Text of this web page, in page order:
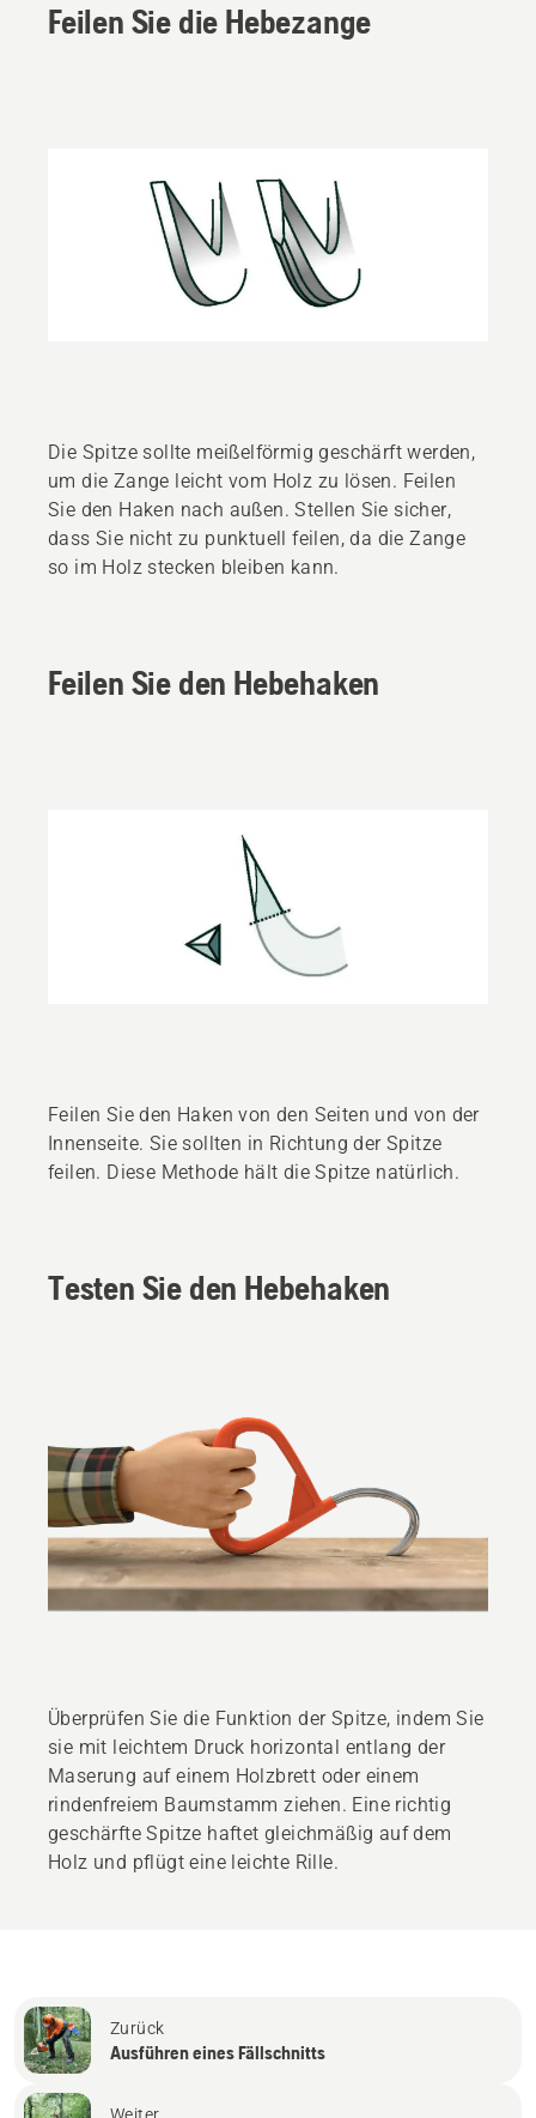
Feilen Sie die Hebezange
Die Spitze sollte meißelförmig geschärft werden,
um die Zange leicht vom Holz zu lösen. Feilen
Sie den Haken nach außen. Stellen Sie sicher,
dass Sie nicht zu punktuell feilen, da die Zange
so im Holz stecken bleiben kann.
Feilen Sie den Hebehaken
Feilen Sie den Haken von den Seiten und von der
Innenseite. Sie sollten in Richtung der Spitze
feilen. Diese Methode hält die Spitze natürlich.
Testen Sie den Hebehaken
Überprüfen Sie die Funktion der Spitze, indem Sie
sie mit leichtem Druck horizontal entlang der
Maserung auf einem Holzbrett oder einem
rindenfreiem Baumstamm ziehen. Eine richtig
geschärfte Spitze haftet gleichmäßig auf dem
Holz und pflügt eine leichte Rille.
Zurück
Ausführen eines Fällschnitts